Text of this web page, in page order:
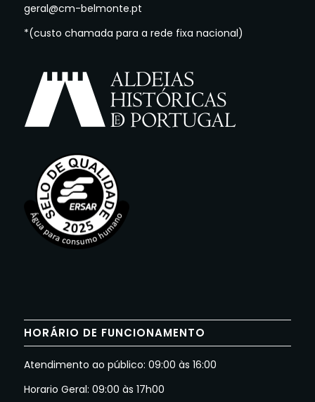
geral@cm-belmonte.pt
*(custo chamada para a rede fixa nacional)
HORÁRIO DE FUNCIONAMENTO
Atendimento ao público: 09:00 às 16:00
Horario Geral: 09:00 às 17h00